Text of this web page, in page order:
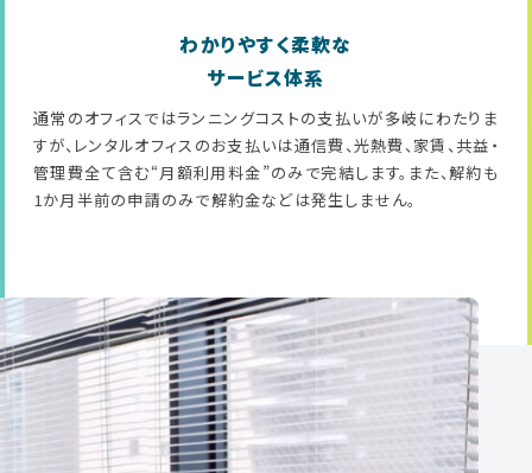
わかりやすく柔軟な
サービス体系
通常のオフィスではランニングコストの支払いが多岐にわたりま
すが、レンタルオフィスのお支払いは通信費、光熱費、家賃、共益・
管理費全て含む“月額利用料金”のみで完結します。また、解約も
1か月半前の申請のみで解約金などは発生しません。